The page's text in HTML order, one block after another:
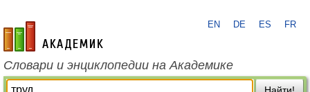
academic.ru
EN DE ES FR
Словари и энциклопедии на Академике